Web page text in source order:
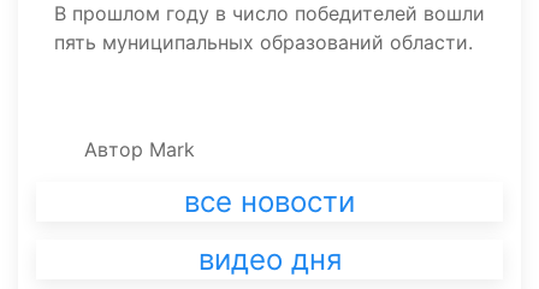
В прошлом году в число победителей вошли
пять муниципальных образований области.
Автор Mark
все новости
видео дня